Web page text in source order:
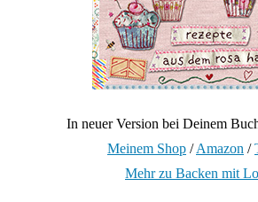
In neuer Version bei Deinem
Meinem Shop /Amazon /
Mehr zu Backen mit